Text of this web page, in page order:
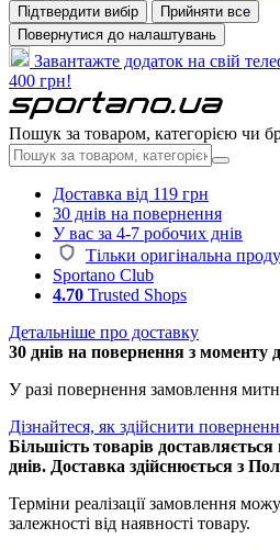
Підтвердити вибір
Прийняти все
Повернутися до налаштувань
Завантажте додаток на свій
400 грн!
Пошук за товаром, категорією чи
Доставка від 119 грн
30 днів на повернення
У вас за 4-7 робочих днів
Тільки оригінальна
Sportano Club
4.70 Trusted Shops
Детальніше про доставку
30 днів на повернення з моменту
У разі повернення замовлення
Дізнайтеся, як здійснити
Більшість товарів
днів. Доставка здійснюється з
Терміни реалізації замовлення
залежності від наявності товару.